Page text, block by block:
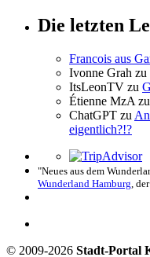
Die letzten
Francois aus
Ivonne Grah zu
ItsLeonTV zu
Étienne MzA zu
ChatGPT zu
eigentlich?!?
"Neues aus dem
Wunderland Hamburg,
© 2009-2026 Stadt-Portal